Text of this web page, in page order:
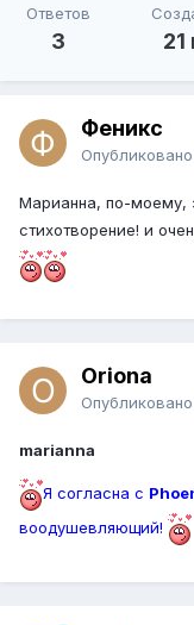
Ответов
3 21
Феникс
Опубликовано
Марианна, по-моему,
стихотворение! и
Oriona
Опубликовано
marianna
Я согласна с
воодушевляющий!